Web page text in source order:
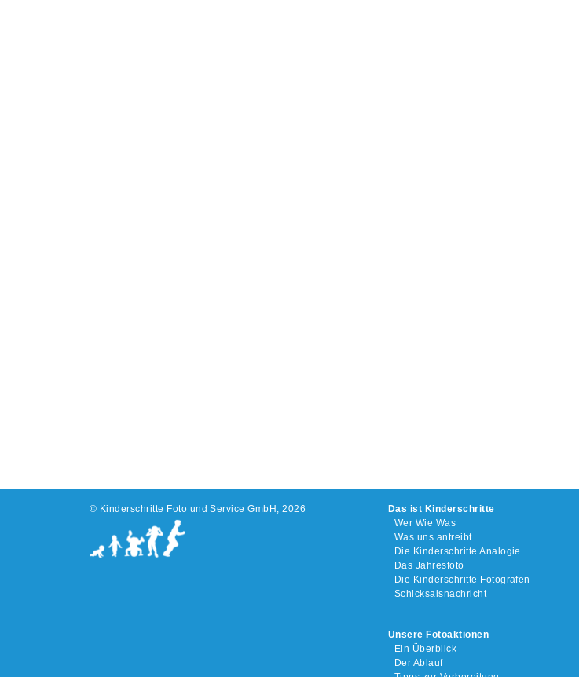
© Kinderschritte Foto und Service GmbH, 2026
Das ist Kinderschritte
Wer Wie Was
Was uns antreibt
Die Kinderschritte Analogie
Das Jahresfoto
Die Kinderschritte Fotografen
Schicksalsnachricht
Unsere Fotoaktionen
Ein Überblick
Der Ablauf